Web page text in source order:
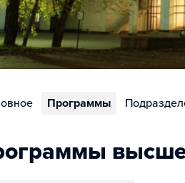
Программы